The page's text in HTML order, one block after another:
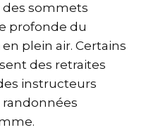
des sommets
profonde du
plein air. Certains
des retraites
instructeurs